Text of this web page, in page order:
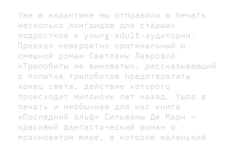
Уже в карантине мы отправили в печать
несколько лонгридов для старших
подростков и young-adult-аудитории.
Приехал невероятно оригинальный и
смешной роман Светланы Лавровой
«Трилобиты не виноваты», рассказывающий
о попытке трилобитов предотвратить
конец света, действие которого
происходит миллионы лет назад. Ушла в
печать и необычная для нас книга
«Последний эльф» Сильваны Де Мари –
красивый фантастический роман о
мрачноватом мире, в котором маленький